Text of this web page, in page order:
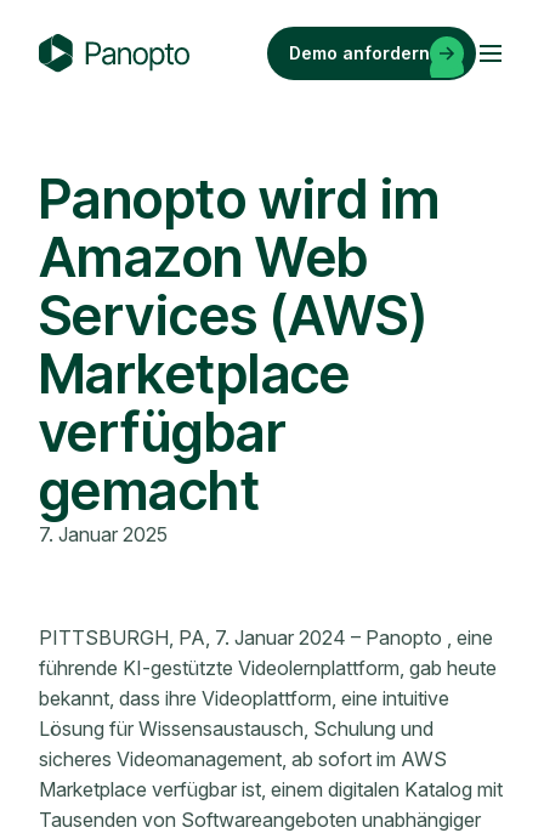
Inhalt
o
p
o
Demo anfordern
Panopto wird im
Amazon Web
Services (AWS)
Marketplace
verfügbar
gemacht
7. Januar 2025
PITTSBURGH, PA, 7. Januar 2024 – Panopto , eine
führende KI-gestützte Videolernplattform, gab heute
bekannt, dass ihre Videoplattform, eine intuitive
Lösung für Wissensaustausch, Schulung und
sicheres Videomanagement, ab sofort im AWS
Marketplace verfügbar ist, einem digitalen Katalog mit
Tausenden von Softwareangeboten unabhängiger